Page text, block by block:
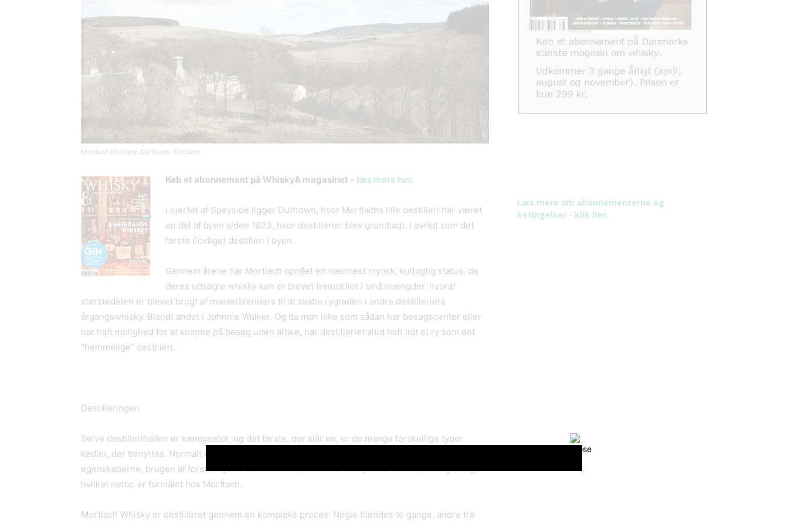
Mortlach Distillery, Dufftown, Scotland
Køb et abonnement på Whisky& magasinet – læs mere her.
I hjertet af Speyside ligger Dufftown, hvor Mortlachs lille destilleri har været
en del af byen siden 1823, hvor destilleriet blev grundlagt. I øvrigt som det
første (lovlige) destilleri i byen.
Gennem årene har Mortlach opnået en nærmest mytisk, kultagtig status, da
deres udsøgte whisky kun er blevet fremstillet i små mængder, hvoraf
størstedelen er blevet brugt af masterblenders til at skabe rygraden i andre destilleriers
årgangswhisky. Blandt andet i Johnnie Walker. Og da man ikke som sådan har besøgscenter eller
har haft mulighed for at komme på besøg uden aftale, har destilleriet altid haft lidt et ry som det
“hemmelige” destilleri.
Destilleringen
Selve destillerihallen er kæmpestor, og det første, der slår en, er de mange forskellige typer
kedler, der benyttes. Normalt er man vant til ens keddeltyper, men hos Mortlach er netop en af
egenskaberne, brugen af forskellige kedelformer. Resultatet er en spiritus med forskellig smag,
hvilket netop er formålet hos Mortlach.
Mortlach Whisky er destilleret gennem en kompleks proces: Nogle blendes to gange, andre tre
Læs mere om abonnementerne og
betingelser - klik her.